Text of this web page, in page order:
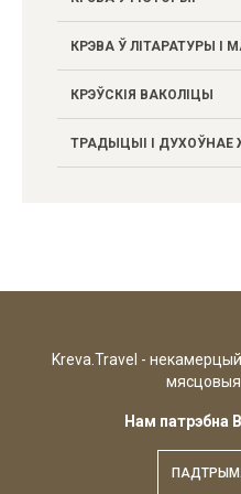
Здарэнні
Падзеі
Побыт
КРЭВА Ў ЛІТАРАТУРЫ І
КРЭЎСКІЯ ВАКОЛІЦЫ
ТРАДЫЦЫІ І
Народы і рэлігіі
Kreva.Travel -
мясцовыя
Нам патрэбна